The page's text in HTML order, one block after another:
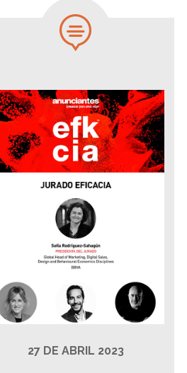

27 DE ABRIL 2023